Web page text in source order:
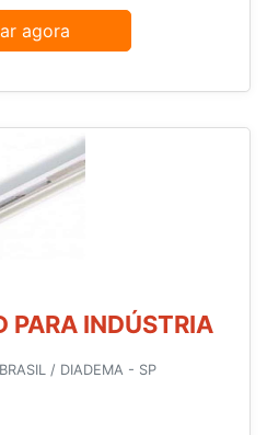
agora
PARA INDÚSTRIA
/ DIADEMA - SP